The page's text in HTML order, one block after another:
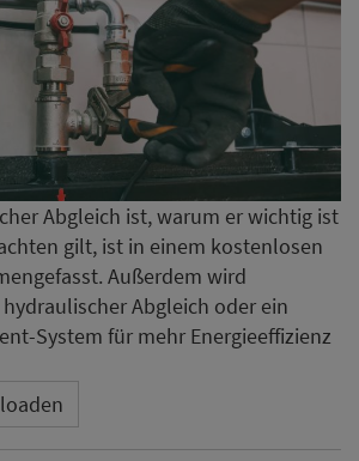
Abgleich ist, warum er wichtig ist
gilt, ist in einem kostenlosen
Außerdem wird
Abgleich oder ein
System für mehr Energieeffizienz